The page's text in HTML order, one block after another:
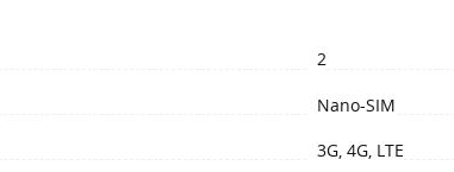
2
Nano-SIM
3G, 4G, LTE